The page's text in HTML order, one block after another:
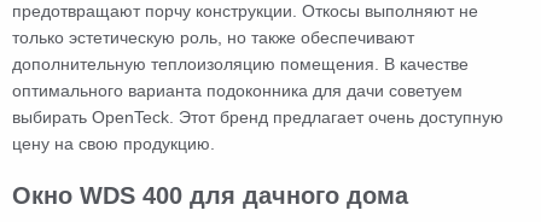
предотвращают порчу конструкции. Откосы выполняют не
только эстетическую роль, но также обеспечивают
дополнительную теплоизоляцию помещения. В качестве
оптимального варианта подоконника для дачи советуем
выбирать OpenTeck. Этот бренд предлагает очень доступную
цену на свою продукцию.
Окно WDS 400 для дачного дома